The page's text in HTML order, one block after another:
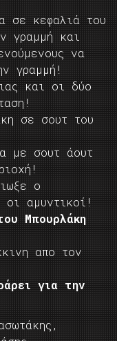
σε κεφαλιά του
γραμμή και
να
γραμμή!
και οι δύο
σε σουτ του
με σουτ άουτ
ο
οι αμυντικοί!
Μπουρλάκη
απο τον
για την